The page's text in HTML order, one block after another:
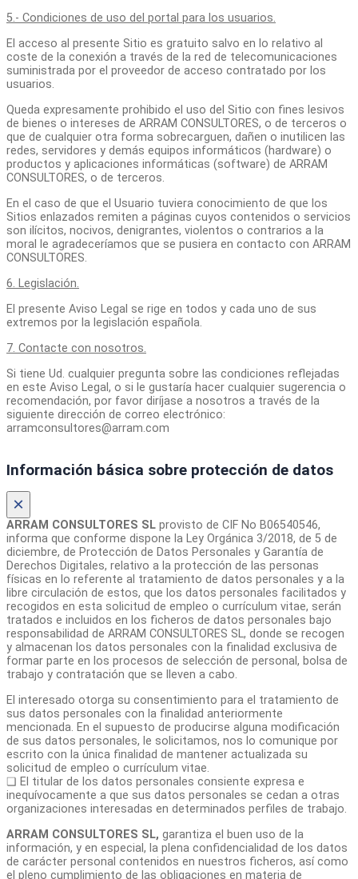
5.- Condiciones de uso del portal para los usuarios.
El acceso al presente Sitio es gratuito salvo en lo relativo al
coste de la conexión a través de la red de telecomunicaciones
suministrada por el proveedor de acceso contratado por los
usuarios.
Queda expresamente prohibido el uso del Sitio con fines lesivos
de bienes o intereses de ARRAM CONSULTORES, o de terceros o
que de cualquier otra forma sobrecarguen, dañen o inutilicen las
redes, servidores y demás equipos informáticos (hardware) o
productos y aplicaciones informáticas (software) de ARRAM
CONSULTORES, o de terceros.
En el caso de que el Usuario tuviera conocimiento de que los
Sitios enlazados remiten a páginas cuyos contenidos o servicios
son ilícitos, nocivos, denigrantes, violentos o contrarios a la
moral le agradeceríamos que se pusiera en contacto con ARRAM
CONSULTORES.
6. Legislación.
El presente Aviso Legal se rige en todos y cada uno de sus
extremos por la legislación española.
7. Contacte con nosotros.
Si tiene Ud. cualquier pregunta sobre las condiciones reflejadas
en este Aviso Legal, o si le gustaría hacer cualquier sugerencia o
recomendación, por favor diríjase a nosotros a través de la
siguiente dirección de correo electrónico:
arramconsultores@arram.com
Información básica sobre protección de datos
×
ARRAM CONSULTORES SL provisto de CIF No B06540546,
informa que conforme dispone la Ley Orgánica 3/2018, de 5 de
diciembre, de Protección de Datos Personales y Garantía de
Derechos Digitales, relativo a la protección de las personas
físicas en lo referente al tratamiento de datos personales y a la
libre circulación de estos, que los datos personales facilitados y
recogidos en esta solicitud de empleo o currículum vitae, serán
tratados e incluidos en los ficheros de datos personales bajo
responsabilidad de ARRAM CONSULTORES SL, donde se recogen
y almacenan los datos personales con la finalidad exclusiva de
formar parte en los procesos de selección de personal, bolsa de
trabajo y contratación que se lleven a cabo.
El interesado otorga su consentimiento para el tratamiento de
sus datos personales con la finalidad anteriormente
mencionada. En el supuesto de producirse alguna modificación
de sus datos personales, le solicitamos, nos lo comunique por
escrito con la única finalidad de mantener actualizada su
solicitud de empleo o currículum vitae.
❏ El titular de los datos personales consiente expresa e
inequívocamente a que sus datos personales se cedan a otras
organizaciones interesadas en determinados perfiles de trabajo.
ARRAM CONSULTORES SL, garantiza el buen uso de la
información, y en especial, la plena confidencialidad de los datos
de carácter personal contenidos en nuestros ficheros, así como
el pleno cumplimiento de las obligaciones en materia de